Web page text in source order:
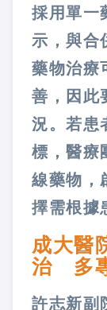
採用單一
示，與合
藥物治療
善，因此
況。若患
標，醫療
線藥物，
擇需根據
成大醫
治 多
許志新副